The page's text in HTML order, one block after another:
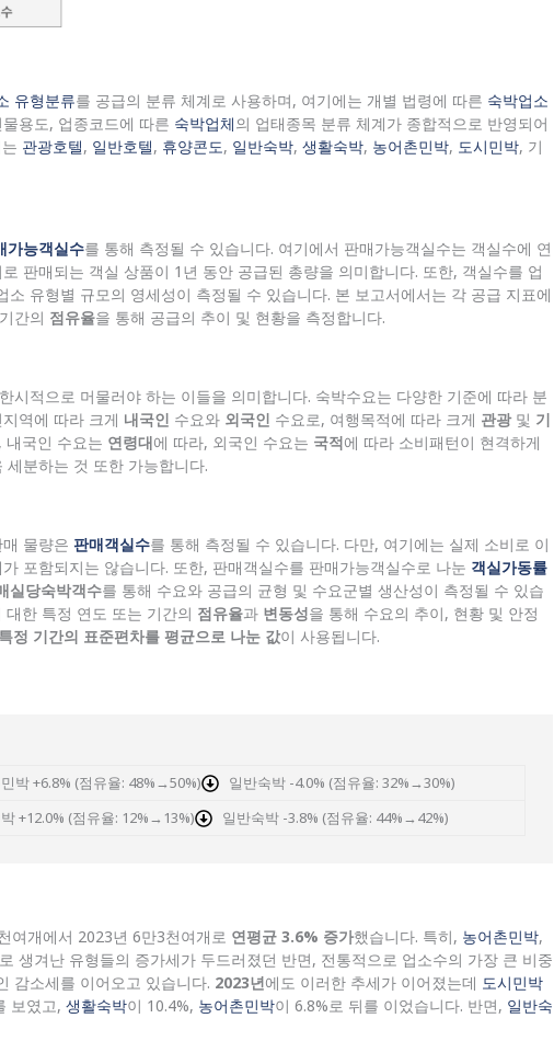
유형분류를 공급의 분류 체계로 사용하며, 여기에는 개별 법령에 따른 숙박업소
물용도, 업종코드에 따른 숙박업체의 업태종목 분류 체계가 종합적으로 반영되어
관광호텔, 일반호텔, 휴양콘도, 일반숙박, 생활숙박, 농어촌민박, 도시민박, 기
가능객실수를 통해 측정될 수 있습니다. 여기에서 판매가능객실수는 객실수에 연
판매되는 객실 상품이 1년 동안 공급된 총량을 의미합니다. 또한, 객실수를 업
소 유형별 규모의 영세성이 측정될 수 있습니다. 본 보고서에서는 각 공급 지표에
간의 점유율을 통해 공급의 추이 및 현황을 측정합니다.
시적으로 머물러야 하는 이들을 의미합니다. 숙박수요는 다양한 기준에 따라 분
역에 따라 크게 내국인 수요와 외국인 수요로, 여행목적에 따라 크게 관광및 기
내국인 수요는 연령대에 따라, 외국인 수요는 국적에 따라 소비패턴이 현격하게
분하는 것 또한 가능합니다.
물량은 판매객실수를 통해 측정될 수 있습니다. 다만, 여기에는 실제 소비로 이
포함되지는 않습니다. 또한, 판매객실수를 판매가능객실수로 나눈 객실가동률
실당숙박객수를 통해 수요와 공급의 균형 및 수요군별 생산성이 측정될 수 있습
한 특정 연도 또는 기간의 점유율과 변동성을 통해 수요의 추이, 현황 및 안정
정 기간의 표준편차를 평균으로 나눈 값이 사용됩니다.
박 +6.8% (점유율: 48%→50%)
일반숙박 -4.0% (점유율: 32%→30%)
+12.0% (점유율: 12%→13%) 일반숙박 -3.8% (점유율: 44%→42%)
여개에서 2023년 6만3천여개로 연평균 3.6% 증가했습니다. 특히, 농어촌민박,
생겨난 유형들의 증가세가 두드러졌던 반면, 전통적으로 업소수의 가장 큰 비중
감소세를 이어오고 있습니다. 2023년에도 이러한 추세가 이어졌는데 도시민박
보였고, 생활숙박이 10.4%, 농어촌민박이 6.8%로 뒤를 이었습니다. 반면, 일반숙